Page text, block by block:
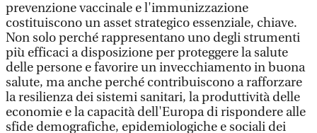
prevenzione vaccinale e l'immunizzazione
costituiscono un asset strategico essenziale, chiave.
Non solo perché rappresentano uno degli strumenti
più efficaci a disposizione per proteggere la salute
delle persone e favorire un invecchiamento in buona
salute, ma anche perché contribuiscono a rafforzare
la resilienza dei sistemi sanitari, la produttività delle
economie e la capacità dell'Europa di rispondere alle
sfide demografiche, epidemiologiche e sociali dei